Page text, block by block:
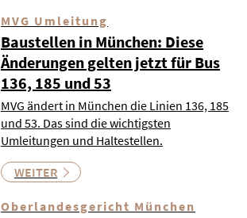
MVG Umleitung
Baustellen in München: Diese
Änderungen gelten jetzt für Bus
136, 185 und 53
MVG ändert in München die Linien 136, 185
und 53. Das sind die wichtigsten
Umleitungen und Haltestellen.
WEITER
Oberlandesgericht München